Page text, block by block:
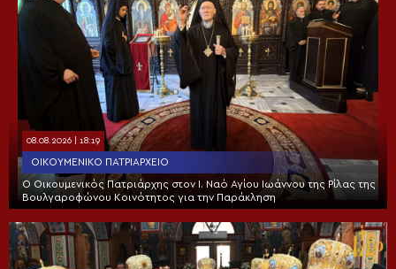
08.08.2026 | 18:19
ΟΙΚΟΥΜΕΝΙΚΌ ΠΑΤΡΙΑΡΧΕΊΟ
Ο Οικουμενικός Πατριάρχης στον I. Ναό Αγίου Ιωάννου της Ρίλας της
Βουλγαροφώνου Κοινότητος για την Παράκληση